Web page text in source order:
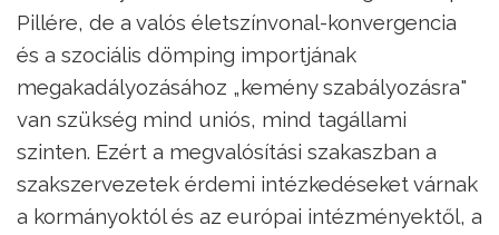
Pillére, de a valós életszínvonal-konvergencia
és a szociális dömping importjának
megakadályozásához „kemény szabályozásra"
van szükség mind uniós, mind tagállami
szinten. Ezért a megvalósítási szakaszban a
szakszervezetek érdemi intézkedéseket várnak
a kormányoktól és az európai intézményektől, a